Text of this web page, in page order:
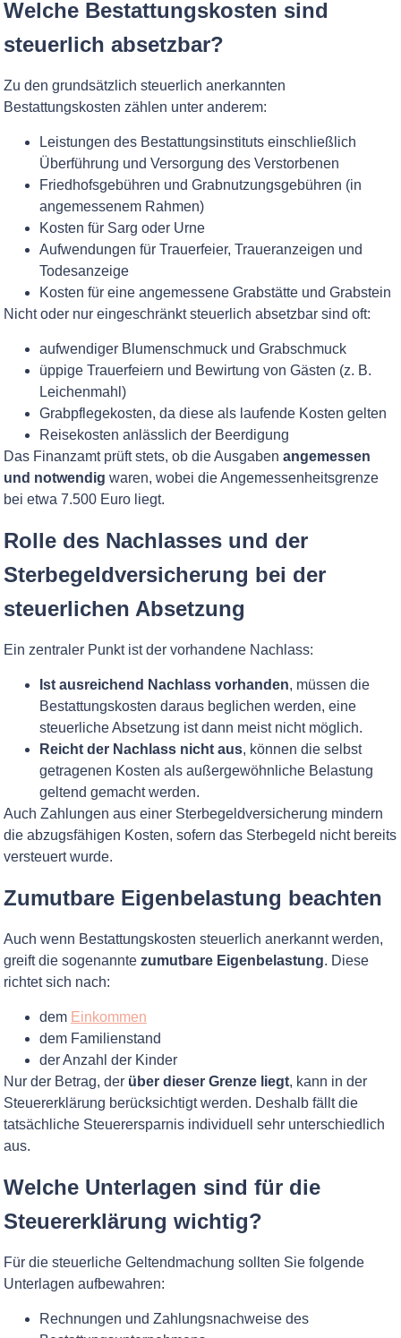
Welche Bestattungskosten sind
steuerlich absetzbar?
Zu den grundsätzlich steuerlich anerkannten
Bestattungskosten zählen unter anderem:
Leistungen des Bestattungsinstituts einschließlich
Überführung und Versorgung des Verstorbenen
Friedhofsgebühren und Grabnutzungsgebühren (in
angemessenem Rahmen)
Kosten für Sarg oder Urne
Aufwendungen für Trauerfeier, Traueranzeigen und
Todesanzeige
Kosten für eine angemessene Grabstätte und Grabstein
Nicht oder nur eingeschränkt steuerlich absetzbar sind oft:
aufwendiger Blumenschmuck und Grabschmuck
üppige Trauerfeiern und Bewirtung von Gästen (z. B.
Leichenmahl)
Grabpflegekosten, da diese als laufende Kosten gelten
Reisekosten anlässlich der Beerdigung
Das Finanzamt prüft stets, ob die Ausgaben angemessen
und notwendig waren, wobei die Angemessenheitsgrenze
bei etwa 7.500 Euro liegt.
Rolle des Nachlasses und der
Sterbegeldversicherung bei der
steuerlichen Absetzung
Ein zentraler Punkt ist der vorhandene Nachlass:
Ist ausreichend Nachlass vorhanden, müssen die
Bestattungskosten daraus beglichen werden, eine
steuerliche Absetzung ist dann meist nicht möglich.
Reicht der Nachlass nicht aus, können die selbst
getragenen Kosten als außergewöhnliche Belastung
geltend gemacht werden.
Auch Zahlungen aus einer Sterbegeldversicherung mindern
die abzugsfähigen Kosten, sofern das Sterbegeld nicht bereits
versteuert wurde.
Zumutbare Eigenbelastung beachten
Auch wenn Bestattungskosten steuerlich anerkannt werden,
greift die sogenannte zumutbare Eigenbelastung. Diese
richtet sich nach:
dem Einkommen
dem Familienstand
der Anzahl der Kinder
Nur der Betrag, der über dieser Grenze liegt, kann in der
Steuererklärung berücksichtigt werden. Deshalb fällt die
tatsächliche Steuerersparnis individuell sehr unterschiedlich
aus.
Welche Unterlagen sind für die
Steuererklärung wichtig?
Für die steuerliche Geltendmachung sollten Sie folgende
Unterlagen aufbewahren:
Rechnungen und Zahlungsnachweise des